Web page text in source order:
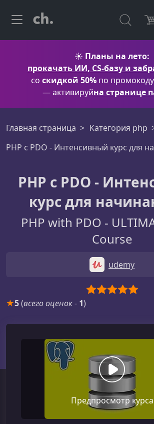
☀️ Планы на лето:
прокачать ИИ, CS-базу и
со скидкой 50% по промокоду
— активируйна странице
Главная страница
Категория php
PHP с PDO - Интенсивный курс для
PHP с PDO -
курс для
PHP with PDO -
Course
udemy
★5(всего оценок- 1)
Предпросмотр курса